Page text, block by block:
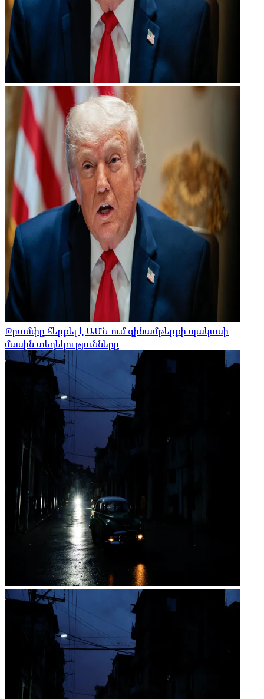
Թրամփը հերքել է ԱՄՆ-ում զինամթերքի պակասի
մասին տեղեկությունները